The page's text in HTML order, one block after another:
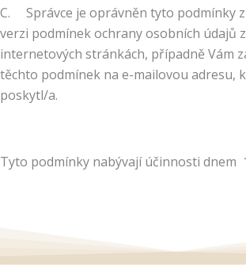
C. Správce je oprávněn tyto podmínky
verzi podmínek ochrany osobních údajů
internetových stránkách, případně Vám
těchto podmínek na e-mailovou adresu,
poskytl/a.
Tyto podmínky nabývají účinnosti dnem